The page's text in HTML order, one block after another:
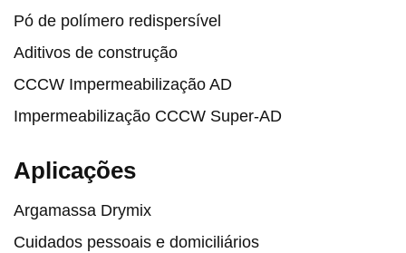
Pó de polímero redispersível
Aditivos de construção
CCCW Impermeabilização AD
Impermeabilização CCCW Super-AD
Aplicações
Argamassa Drymix
Cuidados pessoais e domiciliários